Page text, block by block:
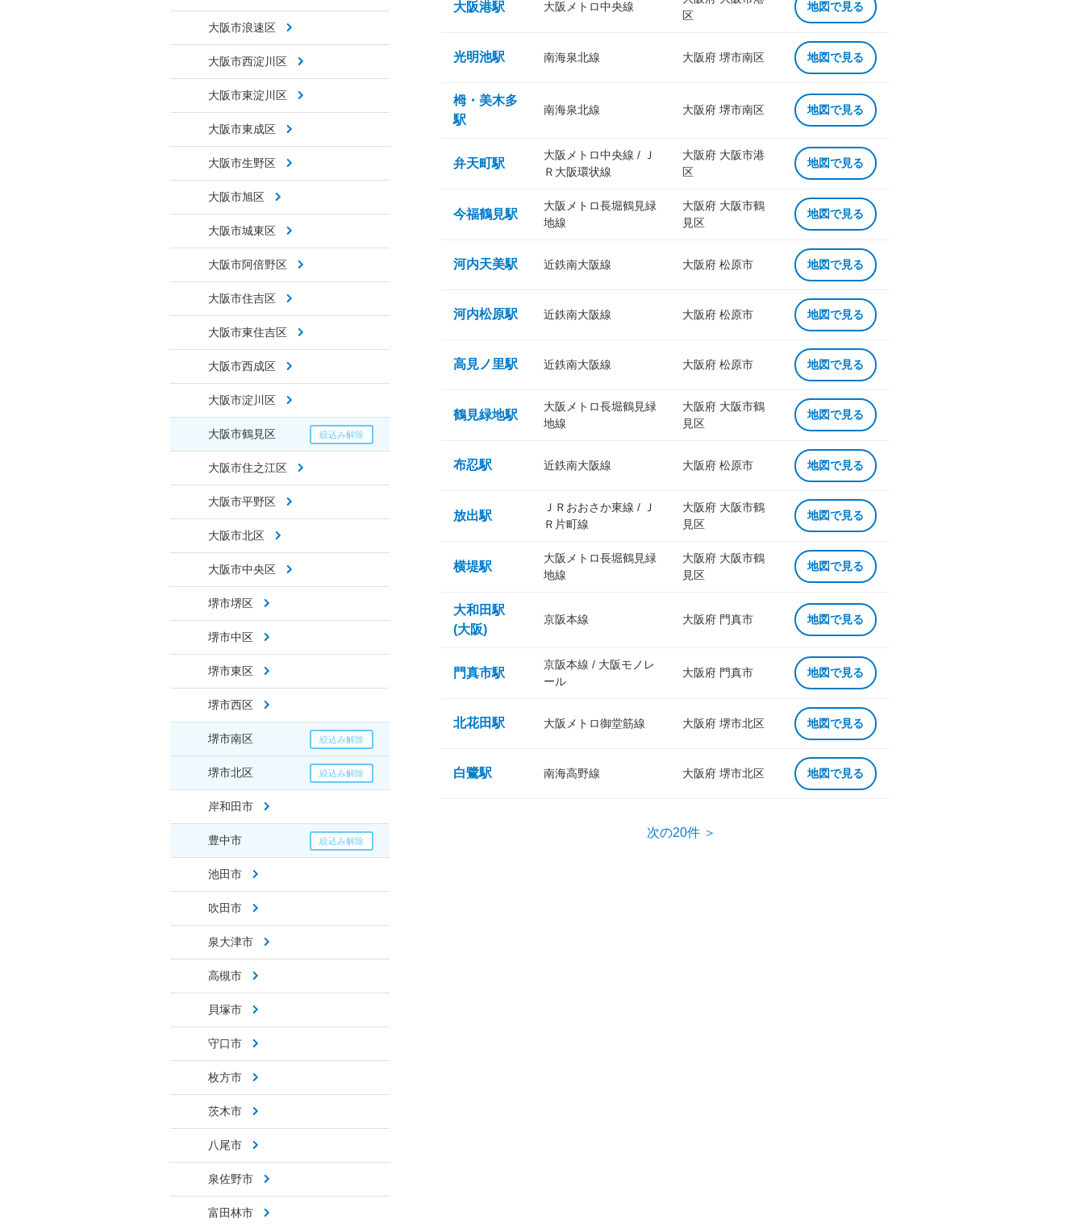
大阪市浪速区
大阪市西淀川区
大阪市東淀川区
大阪市東成区
大阪市生野区
大阪市旭区
大阪市城東区
大阪市阿倍野区
大阪市住吉区
大阪市東住吉区
大阪市西成区
大阪市淀川区
大阪市鶴見区
大阪市住之江区
大阪市平野区
大阪市北区
大阪市中央区
堺市堺区
堺市中区
堺市東区
堺市西区
堺市南区
堺市北区
岸和田市
豊中市
池田市
吹田市
泉大津市
高槻市
貝塚市
守口市
枚方市
茨木市
八尾市
泉佐野市
富田林市
大阪港駅 大阪メトロ中央線
区
地図で見る
光明池駅 南海泉北線 大阪府 堺市南区 地図で見る
栂・美木多
駅
南海泉北線 大阪府 堺市南区 地図で見る
弁天町駅
大阪メトロ中央線 / Ｊ
Ｒ大阪環状線
大阪府 大阪市港
区
地図で見る
今福鶴見駅
大阪メトロ長堀鶴見緑
地線
大阪府 大阪市鶴
見区
地図で見る
河内天美駅 近鉄南大阪線 大阪府 松原市 地図で見る
河内松原駅 近鉄南大阪線 大阪府 松原市 地図で見る
高見ノ里駅 近鉄南大阪線 大阪府 松原市 地図で見る
鶴見緑地駅
大阪メトロ長堀鶴見緑
地線
大阪府 大阪市鶴
見区
地図で見る
布忍駅 近鉄南大阪線 大阪府 松原市 地図で見る
放出駅
ＪＲおおさか東線 / Ｊ
Ｒ片町線
大阪府 大阪市鶴
見区
地図で見る
横堤駅
大阪メトロ長堀鶴見緑
地線
大阪府 大阪市鶴
見区
地図で見る
大和田駅
(大阪)
京阪本線 大阪府 門真市 地図で見る
門真市駅
京阪本線 / 大阪モノレ
ール
大阪府 門真市 地図で見る
北花田駅 大阪メトロ御堂筋線 大阪府 堺市北区 地図で見る
白鷺駅 南海高野線 大阪府 堺市北区 地図で見る
次の20件 ＞